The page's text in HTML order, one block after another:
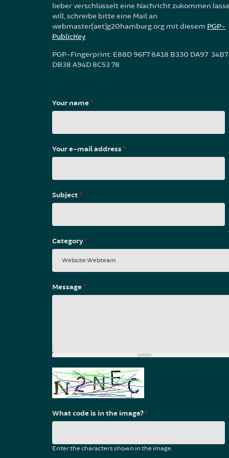
lieber verschlüsselt eine Nachricht zukommen
will, schreibe bitte eine Mail an
webmaster[aet]g20hamburg.org mit diesem PGP-
PublicKey
PGP-Fingerprint: E88D 96F7 8A18 B330 DA97 34B7
DB38 A94D 8C53 78
Your name*
Your e-mail address*
Subject*
Category*
Message*
What code is in the image?*
Enter the characters shown in the image.